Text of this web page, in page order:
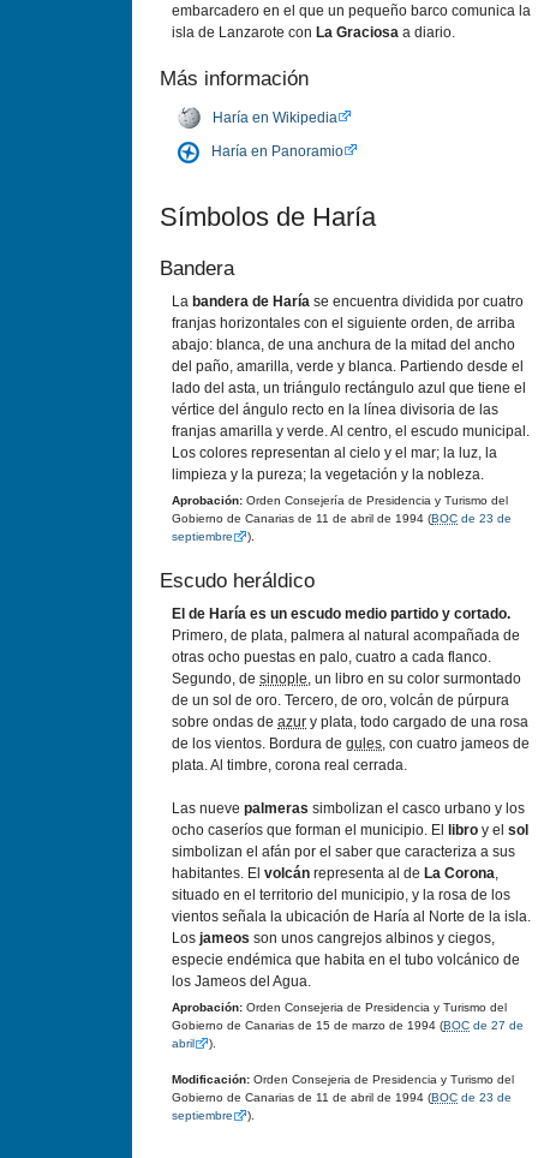
embarcadero en el que un pequeño barco comunica la
isla de Lanzarote con La Graciosa a diario.
Más información
Harí­a en Wikipedia
Harí­a en Panoramio
Sí­mbolos de Harí­a
Bandera
La bandera de Harí­a se encuentra dividida por cuatro
franjas horizontales con el siguiente orden, de arriba
abajo: blanca, de una anchura de la mitad del ancho
del paño, amarilla, verde y blanca. Partiendo desde el
lado del asta, un triángulo rectángulo azul que tiene el
vértice del ángulo recto en la lí­nea divisoria de las
franjas amarilla y verde. Al centro, el escudo municipal.
Los colores representan al cielo y el mar; la luz, la
limpieza y la pureza; la vegetación y la nobleza.
Aprobación: Orden Consejerí­a de Presidencia y Turismo del
Gobierno de Canarias de 11 de abril de 1994 (BOC de 23 de
septiembre
).
Escudo heráldico
El de Harí­a es un escudo medio partido y cortado.
Primero, de plata, palmera al natural acompañada de
otras ocho puestas en palo, cuatro a cada flanco.
Segundo, de sinople, un libro en su color surmontado
de un sol de oro. Tercero, de oro, volcán de púrpura
sobre ondas de azur y plata, todo cargado de una rosa
de los vientos. Bordura de gules, con cuatro jameos de
plata. Al timbre, corona real cerrada.
Las nueve palmeras simbolizan el casco urbano y los
ocho caserí­os que forman el municipio. El
libro y el sol
simbolizan el afán por el saber que caracteriza a sus
habitantes. El volcán representa al de La Corona,
situado en el territorio del municipio, y la rosa de los
vientos señala la ubicación de Harí­a al Norte de la isla.
Los jameos son unos cangrejos albinos y ciegos,
especie endémica que habita en el tubo volcánico de
los Jameos del Agua.
Aprobación: Orden Consejeria de Presidencia y Turismo del
Gobierno de Canarias de 15 de marzo de 1994 (BOC de 27 de
abril
).
Modificación: Orden Consejeria de Presidencia y Turismo del
Gobierno de Canarias de 11 de abril de 1994 (BOC de 23 de
septiembre
).